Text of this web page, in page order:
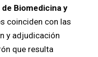
Biomedicina y
coinciden con las
y adjudicación
que resulta